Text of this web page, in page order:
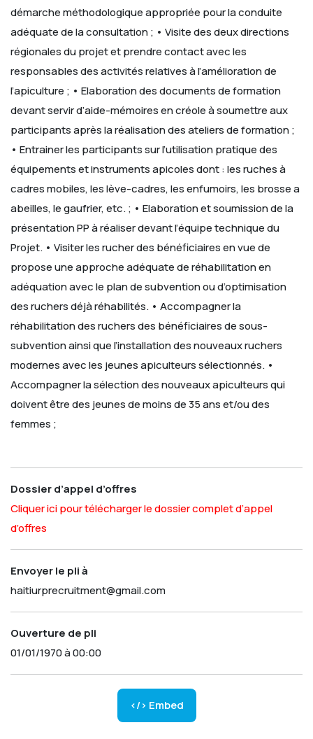
démarche méthodologique appropriée pour la conduite
adéquate de la consultation ; • Visite des deux directions
régionales du projet et prendre contact avec les
responsables des activités relatives à l’amélioration de
l’apiculture ; • Elaboration des documents de formation
devant servir d’aide-mémoires en créole à soumettre aux
participants après la réalisation des ateliers de formation ;
• Entrainer les participants sur l’utilisation pratique des
équipements et instruments apicoles dont : les ruches à
cadres mobiles, les lève-cadres, les enfumoirs, les brosse a
abeilles, le gaufrier, etc. ; • Elaboration et soumission de la
présentation PP à réaliser devant l’équipe technique du
Projet. • Visiter les rucher des bénéficiaires en vue de
propose une approche adéquate de réhabilitation en
adéquation avec le plan de subvention ou d’optimisation
des ruchers déjà réhabilités. • Accompagner la
réhabilitation des ruchers des bénéficiaires de sous-
subvention ainsi que l’installation des nouveaux ruchers
modernes avec les jeunes apiculteurs sélectionnés. •
Accompagner la sélection des nouveaux apiculteurs qui
doivent être des jeunes de moins de 35 ans et/ou des
femmes ;
Dossier d’appel d’offres
Cliquer ici pour télécharger le dossier complet d’appel
d’offres
Envoyer le pli à
haitiurprecruitment@gmail.com
Ouverture de pli
01/01/1970 à 00:00
</> Embed